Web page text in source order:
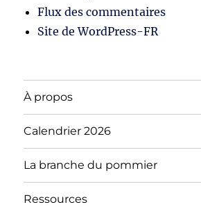
Flux des commentaires
Site de WordPress-FR
À propos
Calendrier 2026
La branche du pommier
Ressources